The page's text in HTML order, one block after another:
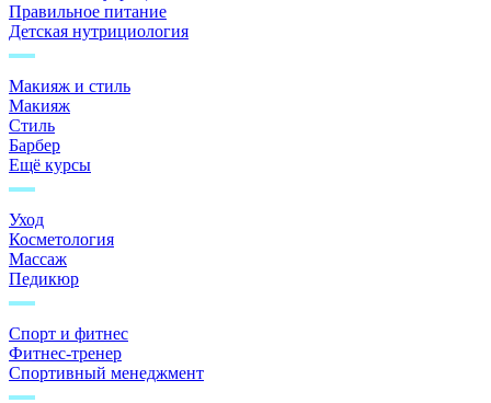
Правильное питание
Детская нутрициология
Макияж и стиль
Макияж
Стиль
Барбер
Ещё курсы
Уход
Косметология
Массаж
Педикюр
Спорт и фитнес
Фитнес-тренер
Спортивный менеджмент